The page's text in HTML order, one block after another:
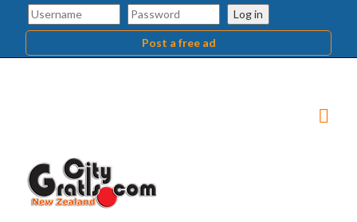
Log in
Post a free ad